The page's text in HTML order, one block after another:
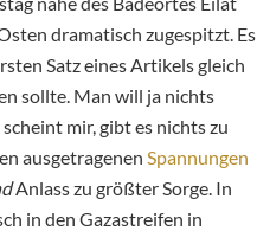
dramatisch zugespitzt. Es
Satz eines Artikels gleich
sollte. Man will ja nichts
mir, gibt es nichts zu
ausgetragenen Spannungen
Anlass zu größter Sorge. In
in den Gazastreifen in